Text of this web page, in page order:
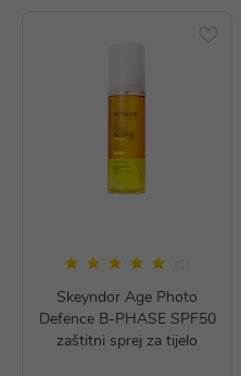
Skeyndor Age Photo
Defence B-PHASE SPF50
zaštitni sprej za tijelo